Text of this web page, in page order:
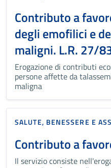
Contributo a
degli emofilici e
maligni. L.R. 27/
Erogazione di contributi
persone affette da
maligna
SALUTE, BENESSERE E
Contributo a
Il servizio consiste